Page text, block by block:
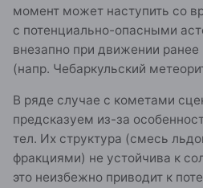
момент может наступить со
с потенциально-опасными
внезапно при движении ранее
(напр. Чебаркульский
В ряде случае с кометами
предсказуем из-за
тел. Их структура (смесь
фракциями) не устойчива к
это неизбежно приводит к